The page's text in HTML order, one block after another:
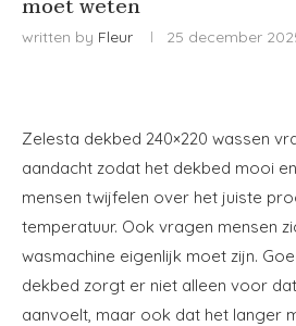
written by Fleur 25 december
Zelesta dekbed 240×220 wassen
aandacht zodat het dekbed mooi
mensen twijfelen over het juiste
temperatuur. Ook vragen mensen
wasmachine eigenlijk moet zijn.
dekbed zorgt er niet alleen voor
aanvoelt, maar ook dat het langer